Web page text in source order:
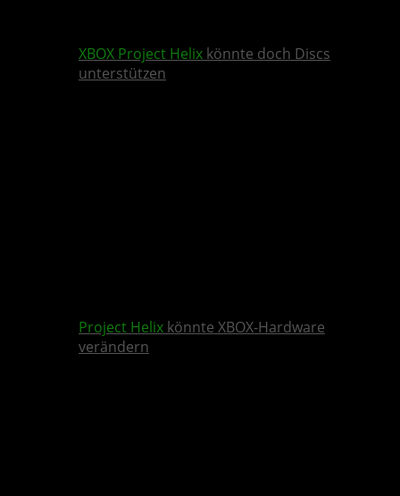
XBOX Project Helix könnte doch Discs
unterstützen
Project Helix könnte XBOX-Hardware
verändern